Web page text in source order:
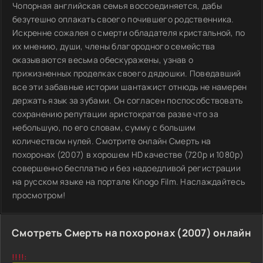
Чопорная английская семья воссоединяется, дабы
безутешно оплакать своего почившего родственника.
Искренне сожалея о смерти обладателя кристальной, по
их мнению, души, члены благородного семейства
оказываются весьма обескуражены, узнав о
прижизненных проделках своего дядюшки. Поведавший
все эти забавные истории шантажист отнюдь не намерен
держать язык за зубами. Он согласен поспособствовать
сохранению репутации аристократов разве что за
небольшую, по его словам, сумму с большим
количеством нулей. Смотрите онлайн Смерть на
похоронах (2007) в хорошем HD качестве (720p и 1080p)
совершенно бесплатно и без надоедливой регистрации
на русском языке на портале Kinogo Film. Наслаждайтесь
просмотром!
Смотреть Смерть на похоронах (2007) онлайн
!!!!: